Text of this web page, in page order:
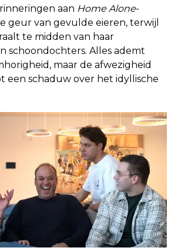
aan Home Alone-
geur van gevulde eieren, terwijl
te midden van haar
schoondochters. Alles ademt
maar de afwezigheid
een schaduw over het idyllische